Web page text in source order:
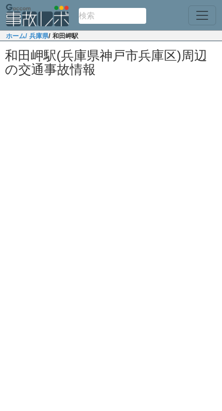
ホーム/ 兵庫県/ 和田岬駅
和田岬駅(兵庫県神戸市兵庫区)周辺
の交通事故情報